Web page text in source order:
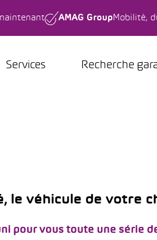
AMAG Group Mobilité,
Services Recherche
le véhicule de votre
pour vous toute une série